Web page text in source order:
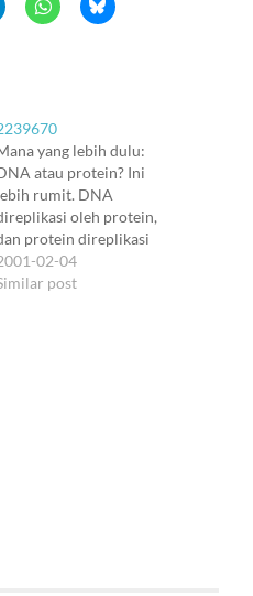
yang lebih dulu:
atau protein? Ini
rumit. DNA
oleh protein,
protein direplikasi
DNA. Tapi DNA tidak
hanya pembawa
02-04
post